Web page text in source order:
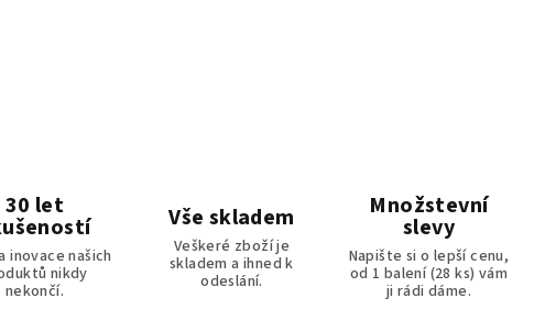
30 let
inovace našich
nikdy
nekončí.
Vše skladem
Veškeré zboží je
skladem a ihned k
odeslání.
Množstevní
slevy
Napište si o lepší cenu,
od 1 balení (28 ks) vám
ji rádi dáme.